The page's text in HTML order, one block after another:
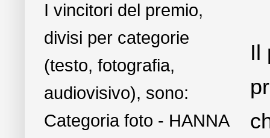
I vincitori del premio,
divisi per categorie
(testo, fotografia,
audiovisivo), sono:
Categoria foto - HANNA
Il